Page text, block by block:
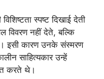
स्पष्ट दिखाई देती
विवरण नहीं देते, बल्कि
इसी कारण उनके संस्मरण
साहित्यकार उन्हें
करते थे।